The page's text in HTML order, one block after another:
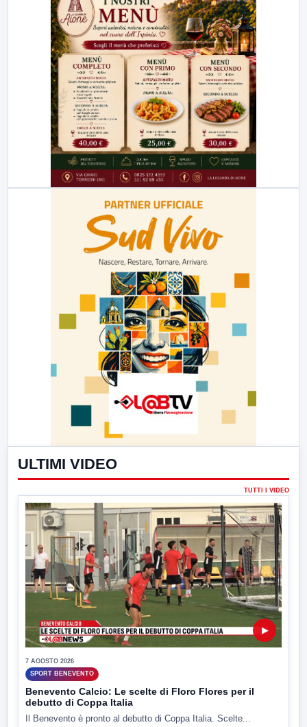
ULTIMI VIDEO
TUTTI I VIDEO
▶
7 AGOSTO 2026
SPORT BENEVENTO
Benevento Calcio: Le scelte di Floro Flores per il
debutto di Coppa Italia
Il Benevento è pronto al debutto di Coppa Italia. Scelte...